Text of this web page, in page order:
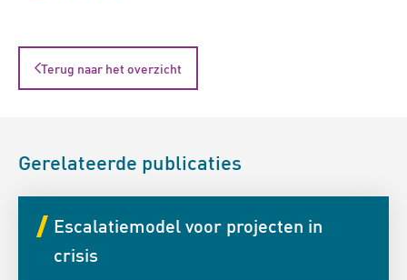
Terug naar het overzicht
Gerelateerde publicaties
Escalatiemodel voor projecten in
crisis